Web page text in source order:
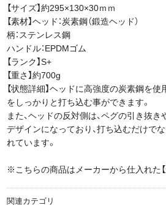
【サイズ】約295×130×30ｍｍ
【素材】ヘッド：炭素鋼（鍛造ヘッド）
柄：ステンレス鋼
ハンドル：EPDMゴム
【ランク】S+
【重さ】約700g
【状態詳細】ヘッドに高強度の炭素鋼を
をしっかりと打ち込む事ができます。
また、ヘッドの反対側は、ペグの引き抜
デザインになっており、打ち込むだけで
れています。
※こちらの商品はメーカーから仕入れた【
関連カテゴリ